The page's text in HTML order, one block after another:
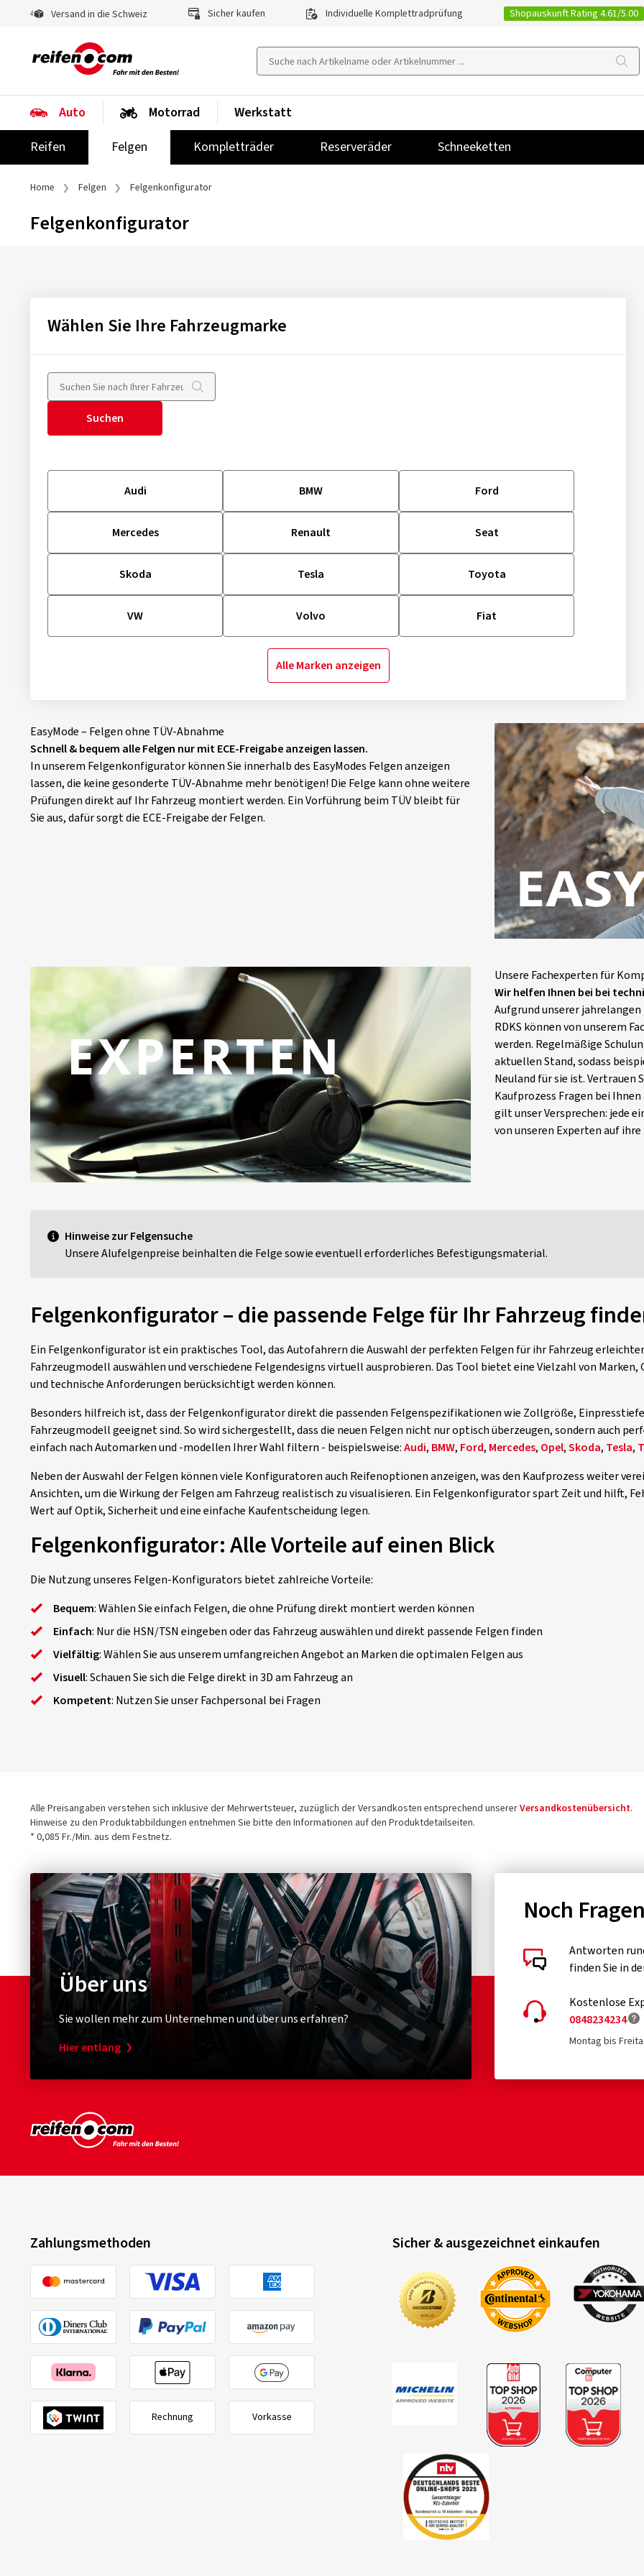
Versand in die Schweiz Sicher kaufen Individuelle Komplettradprüfung Shopauskunft Rating 4.61/5.00
Auto
Reifen
Felgen Kompletträder Reserveräder Schneeketten
Motorrad Werkstatt
Home Felgen Felgenkonfigurator
Felgenkonfigurator
Wählen Sie Ihre Fahrzeugmarke
Suchen
Audi BMW Ford
Mercedes Renault Seat
Skoda Tesla Toyota
VW Volvo Fiat
Alle Marken anzeigen
EasyMode – Felgen ohne TÜV-Abnahme
Schnell & bequem alle Felgen nur mit ECE-Freigabe anzeigen lassen.
In unserem Felgenkonfigurator können Sie innerhalb des EasyModes Felgen anzeigen
lassen, die keine gesonderte TÜV-Abnahme mehr benötigen! Die Felge kann ohne weitere
Prüfungen direkt auf Ihr Fahrzeug montiert werden. Ein Vorführung beim TÜV bleibt für
Sie aus, dafür sorgt die ECE-Freigabe der Felgen.
Unsere Fachexperten für
Wir helfen Ihnen bei bei
Aufgrund unserer
RDKS können von unserem
werden. Regelmäßige
aktuellen Stand, sodass
Neuland für sie ist. Vertrauen
Kaufprozess Fragen bei
gilt unser Versprechen: jede
von unseren Experten auf
Hinweise zur Felgensuche
Unsere Alufelgenpreise beinhalten die Felge sowie eventuell erforderliches Befestigungsmaterial.
Felgenkonfigurator – die passende Felge für Ihr Fahrzeug
Ein Felgenkonfigurator ist ein praktisches Tool, das Autofahrern die Auswahl der perfekten Felgen für ihr Fahrzeug
Fahrzeugmodell auswählen und verschiedene Felgendesigns virtuell ausprobieren. Das Tool bietet eine Vielzahl von Marken,
und technische Anforderungen berücksichtigt werden können.
Besonders hilfreich ist, dass der Felgenkonfigurator direkt die passenden Felgenspezifikationen wie Zollgröße,
Fahrzeugmodell geeignet sind. So wird sichergestellt, dass die neuen Felgen nicht nur optisch überzeugen, sondern auch
einfach nach Automarken und -modellen Ihrer Wahl filtern - beispielsweise:Audi, BMW, Ford, Mercedes, Opel,Skoda, Tesla,
Neben der Auswahl der Felgen können viele Konfiguratoren auch Reifenoptionen anzeigen, was den Kaufprozess weiter
Ansichten, um die Wirkung der Felgen am Fahrzeug realistisch zu visualisieren. Ein Felgenkonfigurator spart Zeit und hilft,
Wert auf Optik, Sicherheit und eine einfache Kaufentscheidung legen.
Felgenkonfigurator: Alle Vorteile auf einen Blick
Die Nutzung unseres Felgen-Konfigurators bietet zahlreiche Vorteile:
Bequem: Wählen Sie einfach Felgen, die ohne Prüfung direkt montiert werden können
Einfach: Nur die HSN/TSN eingeben oder das Fahrzeug auswählen und direkt passende Felgen finden
Vielfältig: Wählen Sie aus unserem umfangreichen Angebot an Marken die optimalen Felgen aus
Visuell: Schauen Sie sich die Felge direkt in 3D am Fahrzeug an
Kompetent: Nutzen Sie unser Fachpersonal bei Fragen
Alle Preisangaben verstehen sich inklusive der Mehrwertsteuer, zuzüglich der Versandkosten entsprechend unsererVersandkostenübersicht.
Hinweise zu den Produktabbildungen entnehmen Sie bitte den Informationen auf den Produktdetailseiten.
* 0,085 Fr./Min. aus dem Festnetz.
Über uns
Sie wollen mehr zum Unternehmen und über uns erfahren?
Hier entlang
Noch
Antworten
finden Sie in
Kostenlose
0848234234
Montag bis
Zahlungsmethoden
Rechnung Vorkasse
Sicher & ausgezeichnet einkaufen